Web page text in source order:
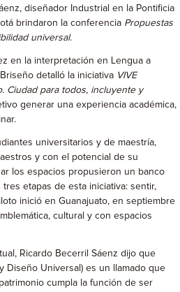
diseñador Industrial en la Pontificia
brindaron la conferencia Propuestas
universal.
en la interpretación en Lengua a
detalló la iniciativa VIVE
Ciudad para todos, incluyente y
generar una experiencia académica,
universitarios y de maestría,
y con el potencial de su
los espacios propusieron un banco
etapas de esta iniciativa: sentir,
inició en Guanajuato, en septiembre
cultural y con espacios
Ricardo Becerril Sáenz dijo que
Diseño Universal) es un llamado que
cumpla la función de ser